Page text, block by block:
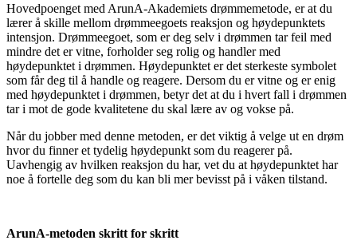
Hovedpoenget med ArunA-Akademiets drømmemetode, er at du
lærer å skille mellom drømmeegoets reaksjon og høydepunktets
intensjon. Drømmeegoet, som er deg selv i drømmen tar feil med
mindre det er vitne, forholder seg rolig og handler med
høydepunktet i drømmen. Høydepunktet er det sterkeste symbolet
som får deg til å handle og reagere. Dersom du er vitne og er enig
med høydepunktet i drømmen, betyr det at du i hvert fall i drømmen
tar i mot de gode kvalitetene du skal lære av og vokse på.
Når du jobber med denne metoden, er det viktig å velge ut en drøm
hvor du finner et tydelig høydepunkt som du reagerer på.
Uavhengig av hvilken reaksjon du har, vet du at høydepunktet har
noe å fortelle deg som du kan bli mer bevisst på i våken tilstand.
ArunA-metoden skritt for skritt